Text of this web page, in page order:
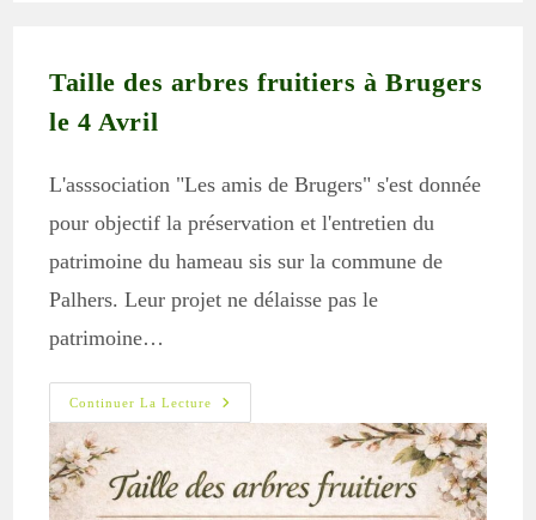
Taille des arbres fruitiers à Brugers
le 4 Avril
L'asssociation "Les amis de Brugers" s'est donnée
pour objectif la préservation et l'entretien du
patrimoine du hameau sis sur la commune de
Palhers. Leur projet ne délaisse pas le
patrimoine…
Continuer La Lecture
Taille
Des
Brugers
Le